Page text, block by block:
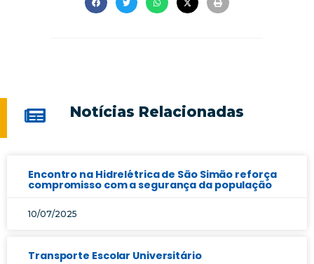
Notícias Relacionadas
Encontro na Hidrelétrica de São Simão reforça
compromisso com a segurança da população
10/07/2025
Transporte Escolar Universitário